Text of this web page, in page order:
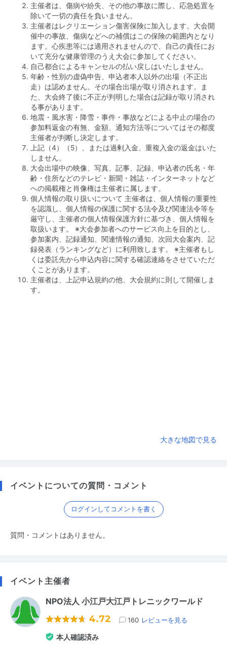
主催者は、傷病や紛失、その他の事故に際し、応急処置を
除いて一切の責任を負いません。
主催者はレクリエーション傷害保険に加入します。大会開
催中の事故、傷病などへの補償はこの保険の範囲内となり
ます。心疾患等には適用されませんので、自己の責任にお
いて充分な健康管理のうえ大会に参加してください。
自己都合によるキャンセルの払い戻しはいたしません。
年齢・性別の虚偽申告、申込者本人以外の出場（不正出
走）は認めません。その場合出場が取り消されます。ま
た、大会終了後に不正が判明した場合は記録が取り消され
る事があります。
地震・風水害・降雪・事件・事故などによる中止の場合の
参加料返金の有無、金額、通知方法等についてはその都度
主催者が判断し決定します。
上記（4）（5）、または過剰入金、重複入金の返金はいた
しません。
大会出場中の映像、写真、記事、記録、申込者の氏名・年
齢・住所などのテレビ・新聞・雑誌・インターネットなど
への掲載権と肖像権は主催者に属します。
個人情報の取り扱いについて 主催者は、個人情報の重要性
を認識し、個人情報の保護に関する法令及び関連法令等を
厳守し、主催者の個人情報保護方針に基づき、個人情報を
取扱います。 ※大会参加者へのサービス向上を目的とし、
参加案内、記録通知、関連情報の通知、次回大会案内、記
録発表（ランキングなど）に利用致します。 ※主催者もし
くは委託先から申込内容に関する確認連絡をさせていただ
くことがあります。
主催者は、上記申込規約の他、大会規約に則して開催しま
す。
大きな地図で見る
イベントについての質問・コメント
ログインしてコメントを書く
質問・コメントはありません。
イベント主催者
NPO法人 小江戸大江戸トレニックワールド
4.72 160 レビューを見る
本人確認済み